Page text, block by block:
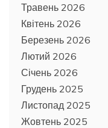
Травень 2026
Квітень 2026
Березень 2026
Лютий 2026
Січень 2026
Грудень 2025
Листопад 2025
Жовтень 2025